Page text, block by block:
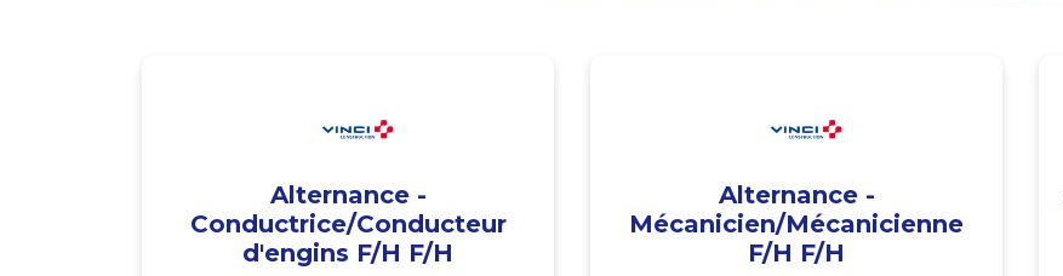
Alternance -
Conductrice/Conducteur
d'engins F/H F/H
Alternance -
Mécanicien/Mécanicienne
F/H F/H